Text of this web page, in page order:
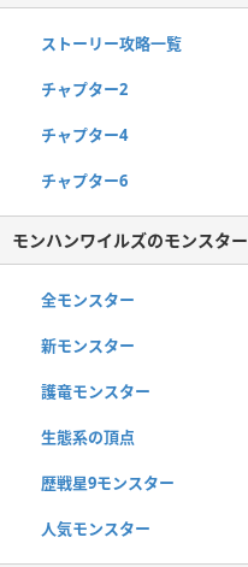
ストーリー攻略一覧
チャプター2
チャプター4
チャプター6
モンハンワイルズのモンスター
全モンスター
新モンスター
護竜モンスター
生態系の頂点
歴戦星9モンスター
人気モンスター